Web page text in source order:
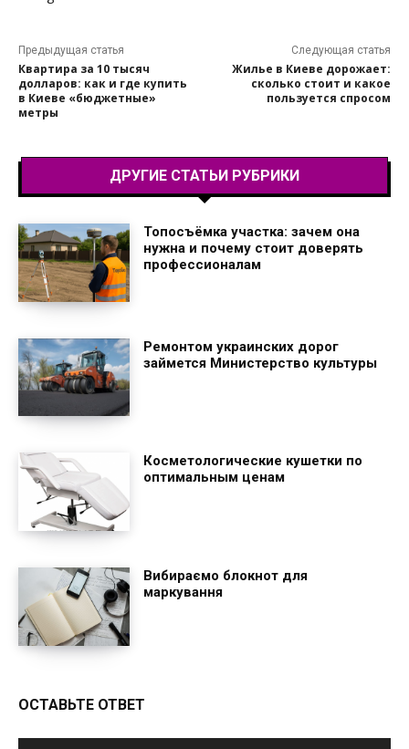
Предыдущая статья
Квартира за 10 тысяч
долларов: как и где купить
в Киеве «бюджетные»
метры
Следующая статья
Жилье в Киеве дорожает:
сколько стоит и какое
пользуется спросом
ДРУГИЕ СТАТЬИ РУБРИКИ
Топосъёмка участка: зачем она
нужна и почему стоит доверять
профессионалам
Ремонтом украинских дорог
займется Министерство культуры
Косметологические кушетки по
оптимальным ценам
Вибираємо блокнот для
маркування
ОСТАВЬТЕ ОТВЕТ